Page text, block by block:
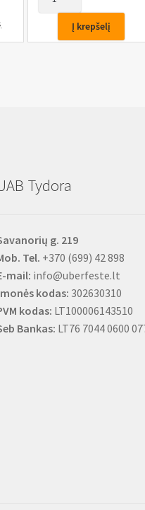
sujungimo
Į krepšelį
Tydora
g. 219
Tel. +370 (699) 42 898
mail: info@uberfeste.lt
kodas: 302630310
kodas: LT100006143510
Bankas: LT76 7044 0600